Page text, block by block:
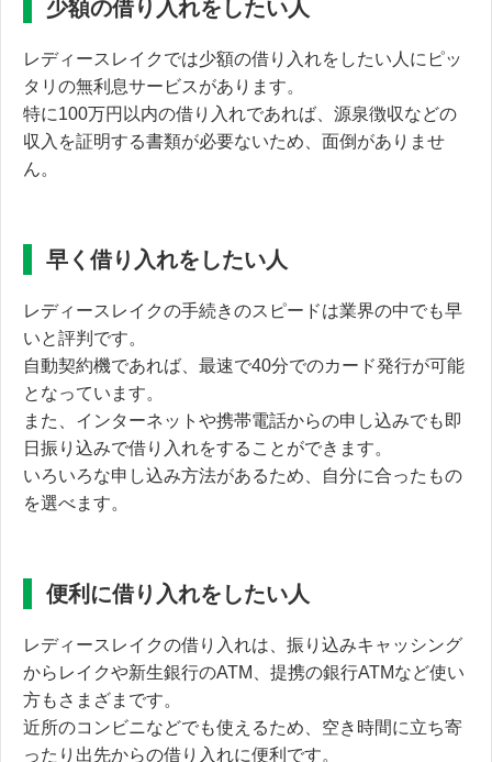
少額の借り入れをしたい人
レディースレイクでは少額の借り入れをしたい人にピッ
タリの無利息サービスがあります。
特に100万円以内の借り入れであれば、源泉徴収などの
収入を証明する書類が必要ないため、面倒がありませ
ん。
早く借り入れをしたい人
レディースレイクの手続きのスピードは業界の中でも早
いと評判です。
自動契約機であれば、最速で40分でのカード発行が可能
となっています。
また、インターネットや携帯電話からの申し込みでも 即
日振り込みで借り入れをすることができます。
いろいろな申し込み方法があるため、自分に合ったもの
を選べます。
便利に借り入れをしたい人
レディースレイクの借り入れは、振り込みキャッシング
からレイクや新生銀行のATM、提携の銀行ATMなど使い
方もさまざまです。
近所のコンビニなどでも使えるため、 空き時間に立ち寄
ったり出先からの借り入れに便利です。